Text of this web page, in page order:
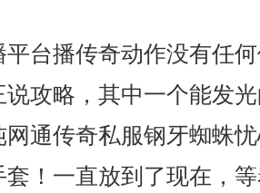
台播传奇动作没有任
说攻略，其中一个能发
网通传奇私服钢牙蜘蛛
套！一直放到了现在，